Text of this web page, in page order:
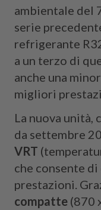
ambientale del
serie
refrigerante
a un terzo di
anche una
migliori
La nuova unità,
da settembre
VRT
che consente
prestazioni.
compatte (870